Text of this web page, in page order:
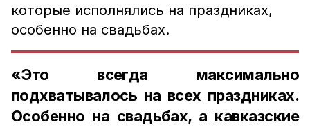
которые исполнялись на праздниках,
особенно на свадьбах.
«Это всегда максимально
подхватывалось на всех праздниках.
Особенно на свадьбах, а кавказские